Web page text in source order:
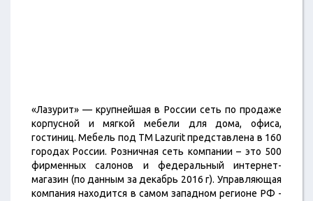
«Лазурит» — крупнейшая в России сеть по продаже
корпусной и мягкой мебели для дома, офиса,
гостиниц. Мебель под ТМ Lazurit представлена в 160
городах России. Розничная сеть компании – это 500
фирменных салонов и федеральный интернет-
магазин (по данным за декабрь 2016 г). Управляющая
компания находится в самом западном регионе РФ -